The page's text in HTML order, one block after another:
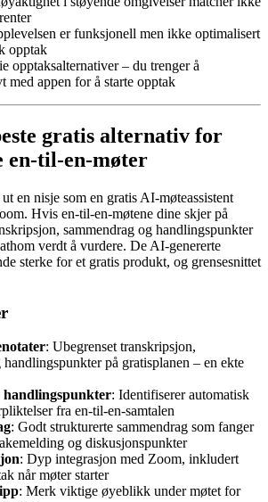
er funksjonell men ikke optimalisert
opptak
opptaksalternativer – du trenger å
med appen for å starte opptak
gratis alternativ for
en-til-en-møter
en nisje som en gratis AI-møteassistent
Hvis en-til-en-møtene dine skjer på
sammendrag og handlingspunkter
verdt å vurdere. De AI-genererte
sterke for et gratis produkt, og grensesnittet
: Ubegrenset transkripsjon,
handlingspunkter på gratisplanen – en ekte
handlingspunkter: Identifiserer automatisk
fra en-til-en-samtalen
: Godt strukturerte sammendrag som fanger
og diskusjonspunkter
: Dyp integrasjon med Zoom, inkludert
når møter starter
: Merk viktige øyeblikk under møtet for